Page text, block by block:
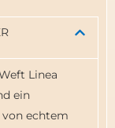
Linea
ein
echtem